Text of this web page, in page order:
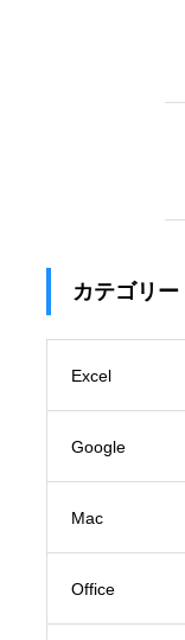
カテゴリー
Excel
Google
Mac
Office